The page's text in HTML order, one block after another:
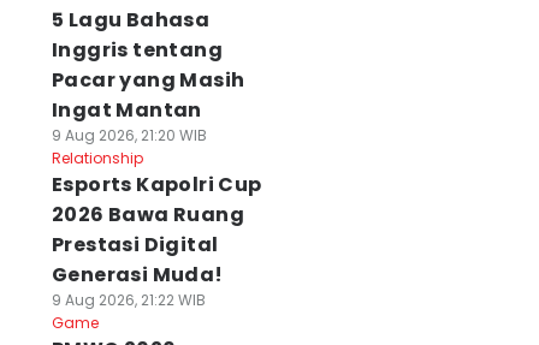
5 Lagu Bahasa
Inggris tentang
Pacar yang Masih
Ingat Mantan
9 Aug 2026, 21:20 WIB
Relationship
Esports Kapolri Cup
2026 Bawa Ruang
Prestasi Digital
Generasi Muda!
9 Aug 2026, 21:22 WIB
Game